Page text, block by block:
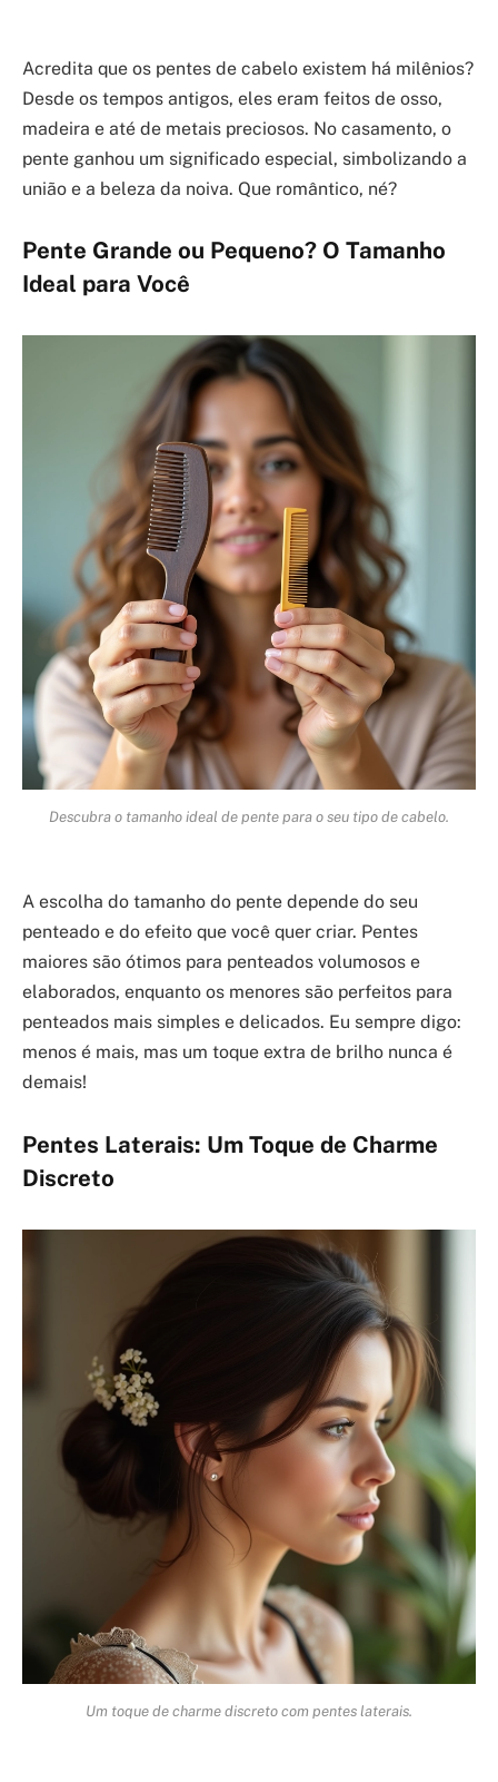
Acredita que os pentes de cabelo existem há milênios?
Desde os tempos antigos, eles eram feitos de osso,
madeira e até de metais preciosos. No casamento, o
pente ganhou um significado especial, simbolizando a
união e a beleza da noiva. Que romântico, né?
Pente Grande ou Pequeno? O Tamanho
Ideal para Você
Descubra o tamanho ideal de pente para o seu tipo de cabelo.
A escolha do tamanho do pente depende do seu
penteado e do efeito que você quer criar. Pentes
maiores são ótimos para penteados volumosos e
elaborados, enquanto os menores são perfeitos para
penteados mais simples e delicados. Eu sempre digo:
menos é mais, mas um toque extra de brilho nunca é
demais!
Pentes Laterais: Um Toque de Charme
Discreto
Um toque de charme discreto com pentes laterais.